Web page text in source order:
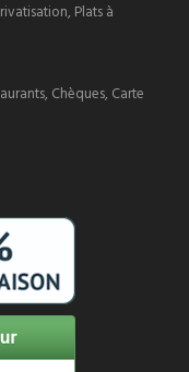
Plats à
Chèques, Carte